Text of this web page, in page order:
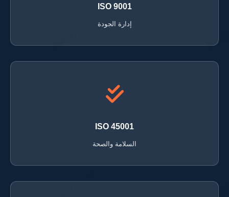
ISO 9001
إدارة الجودة
ISO 45001
السلامة والصحة